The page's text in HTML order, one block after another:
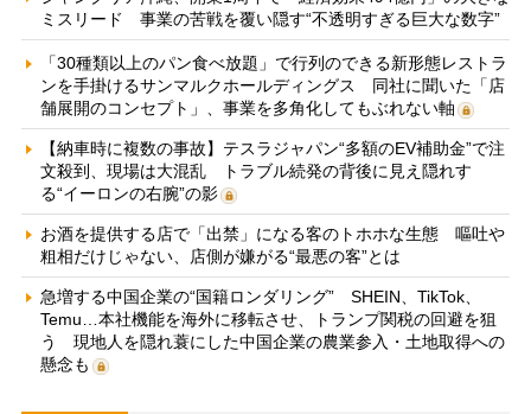
ミスリード 事業の苦戦を覆い隠す“不透明すぎる巨大な数字”
「30種類以上のパン食べ放題」で行列のできる新形態レストラ
ンを手掛けるサンマルクホールディングス 同社に聞いた「店
舗展開のコンセプト」、事業を多角化してもぶれない軸
【納車時に複数の事故】テスラジャパン“多額のEV補助金”で注
文殺到、現場は大混乱 トラブル続発の背後に見え隠れす
る“イーロンの右腕”の影
お酒を提供する店で「出禁」になる客のトホホな生態 嘔吐や
粗相だけじゃない、店側が嫌がる“最悪の客”とは
急増する中国企業の“国籍ロンダリング” SHEIN、TikTok、
Temu…本社機能を海外に移転させ、トランプ関税の回避を狙
う 現地人を隠れ蓑にした中国企業の農業参入・土地取得への
懸念も